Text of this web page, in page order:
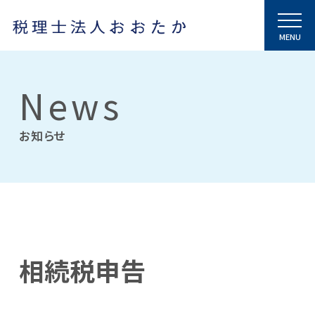
News
お知らせ
相続税申告